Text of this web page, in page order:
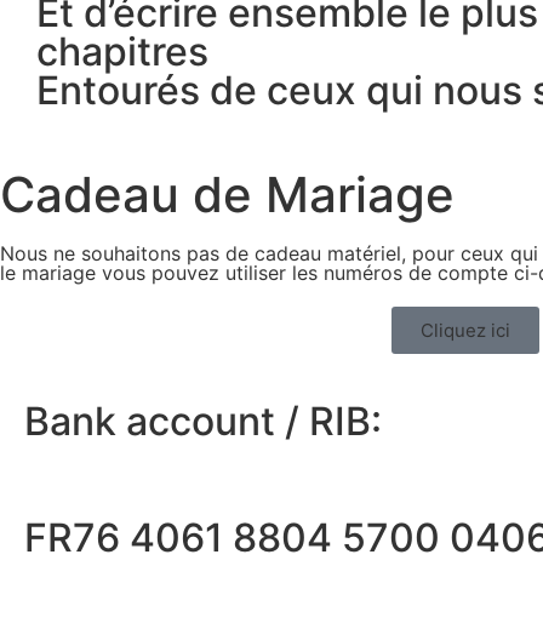
Et d’écrire ensemble le
chapitres
Entourés de ceux qui nous
Cadeau de Mariage
Nous ne souhaitons pas de cadeau matériel, pour ceux
le mariage vous pouvez utiliser les numéros de compte ci-
Cliquez ici
Bank account / RIB:
FR76 4061 8804 5700